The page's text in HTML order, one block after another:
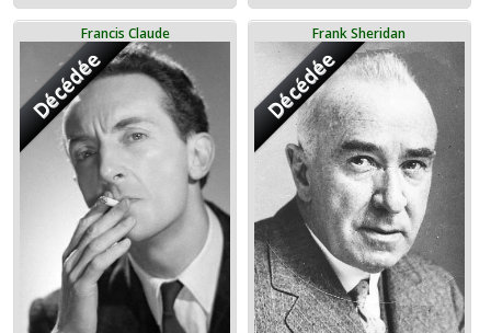
Francis Claude
Décédée
Frank Sheridan
Décédée